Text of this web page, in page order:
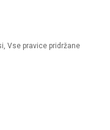
Vse pravice pridržane